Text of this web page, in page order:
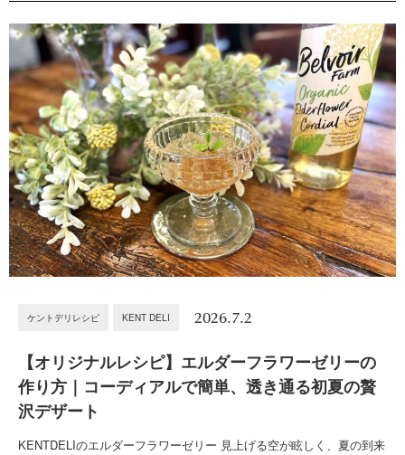
ケントデリレシピ KENT DELI 2026.7.2
【オリジナルレシピ】エルダーフラワーゼリーの
作り方｜コーディアルで簡単、透き通る初夏の贅
沢デザート
KENTDELIのエルダーフラワーゼリー 見上げる空が眩しく、夏の到来